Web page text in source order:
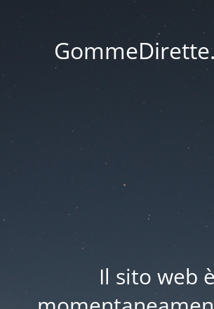
Il sito web è